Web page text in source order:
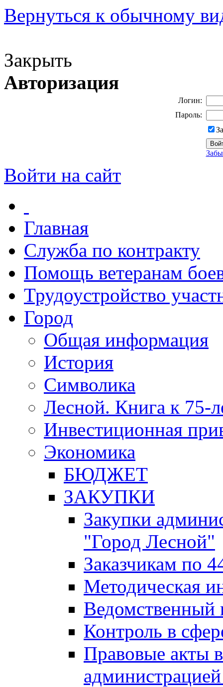
Вернуться к обычному
Закрыть
Авторизация
Логин:
Пароль:
Войти на сайт
Главная
Служба по контракту
Помощь ветеранам
Трудоустройство
Город
Общая информация
История
Символика
Лесной. Книга к 75-
Инвестиционная
Экономика
БЮДЖЕТ
ЗАКУПКИ
Закупки
"Город Лесной"
Заказчикам по
Методическая
Ведомственный
Контроль в
Правовые акты